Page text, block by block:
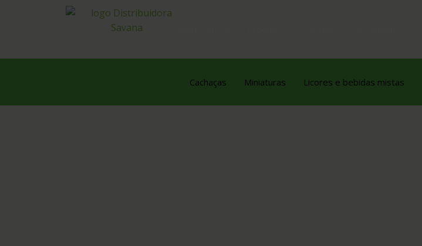
Cachaças Miniaturas Licores e bebidas mistas